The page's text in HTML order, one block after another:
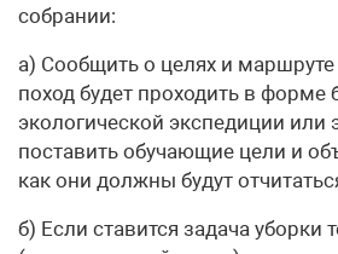
собрании:
а) Сообщить о целях и маршруте
поход будет проходить в форме
экологической экспедиции или
поставить обучающие цели и
как они должны будут
б) Если ставится задача уборки